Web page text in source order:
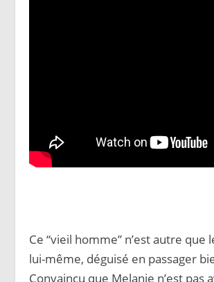
Ce “vieil homme” n’est autre que
lui-même, déguisé en passager
Convaincu que Melanie n’est pas